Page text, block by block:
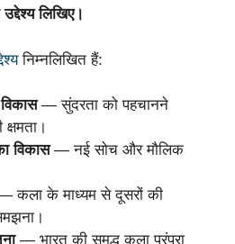
लिखिए।
निम्नलिखित हैं:
— सुंदरता को पहचानने
विकास— नई सोच और मौलिक
कला के माध्यम से दूसरों की
— भारत की समृद्ध कला परंपरा